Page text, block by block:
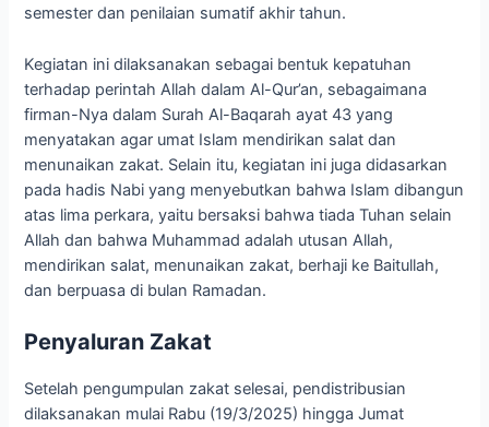
semester dan penilaian sumatif akhir tahun.
Kegiatan ini dilaksanakan sebagai bentuk kepatuhan
terhadap perintah Allah dalam Al-Qur’an, sebagaimana
firman-Nya dalam Surah Al-Baqarah ayat 43 yang
menyatakan agar umat Islam mendirikan salat dan
menunaikan zakat. Selain itu, kegiatan ini juga didasarkan
pada hadis Nabi yang menyebutkan bahwa Islam dibangun
atas lima perkara, yaitu bersaksi bahwa tiada Tuhan selain
Allah dan bahwa Muhammad adalah utusan Allah,
mendirikan salat, menunaikan zakat, berhaji ke Baitullah,
dan berpuasa di bulan Ramadan.
Penyaluran Zakat
Setelah pengumpulan zakat selesai, pendistribusian
dilaksanakan mulai Rabu (19/3/2025) hingga Jumat